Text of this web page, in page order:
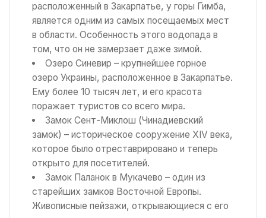
расположенный в Закарпатье, у горы Гимба,
является одним из самых посещаемых мест
в области. Особенность этого водопада в
том, что он не замерзает даже зимой.
Озеро Синевир – крупнейшее горное
озеро Украины, расположенное в Закарпатье.
Ему более 10 тысяч лет, и его красота
поражает туристов со всего мира.
Замок Сент-Миклош (Чинадиевский
замок) – историческое сооружение XIV века,
которое было отреставрировано и теперь
открыто для посетителей.
Замок Паланок в Мукачево – один из
старейших замков Восточной Европы.
Живописные пейзажи, открывающиеся с его